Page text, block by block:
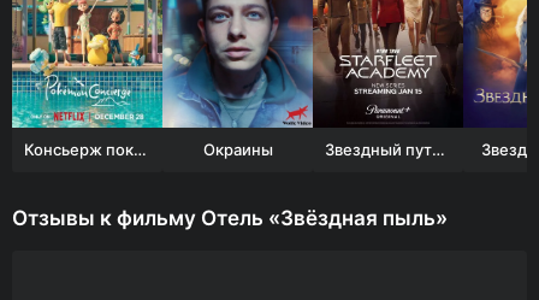
Консьерж покемонов Окраины Звездный путь: Академия Звездного флота
Отзывы к фильму Отель «Звёздная пыль»